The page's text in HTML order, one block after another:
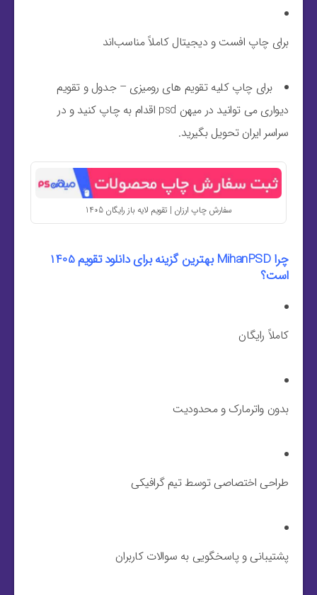
برای چاپ افست و دیجیتال کاملاً مناسب‌اند
برای چاپ کلیه تقویم های رومیزی – جدول و تقویم
دیواری می توانید در میهن psd اقدام به چاپ کنید و در
سراسر ایران تحویل بگیرید.
سفارش چاپ ارزان | تقویم لایه باز رایگان 1405
چرا MihanPSD بهترین گزینه برای دانلود تقویم 1405
است؟
کاملاً رایگان
بدون واترمارک و محدودیت
طراحی اختصاصی توسط تیم گرافیکی
پشتیبانی و پاسخگویی به سوالات کاربران